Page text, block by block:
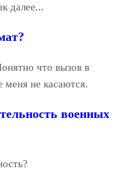
далее...
что вызов в
меня не касаются.
военных